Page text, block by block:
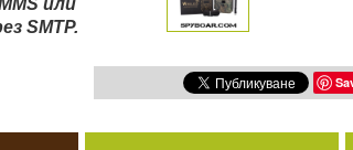
или
SMTP.